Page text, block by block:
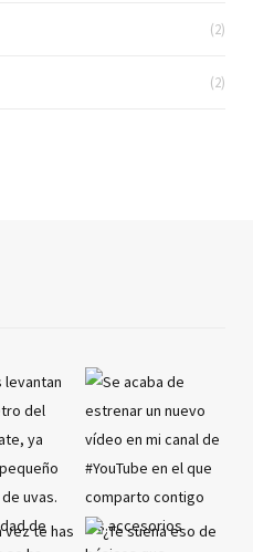
(2)
(2)